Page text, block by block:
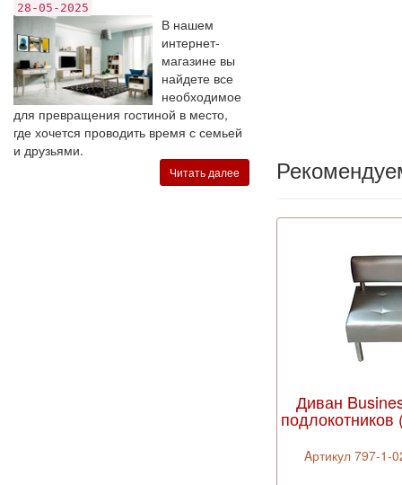
28-05-2025
В нашем
интернет-
магазине вы
найдете все
необходимое
для превращения гостиной в место,
где хочется проводить время с семьей
и друзьями.
Читать далее
Диван
Aртикул 797-1-